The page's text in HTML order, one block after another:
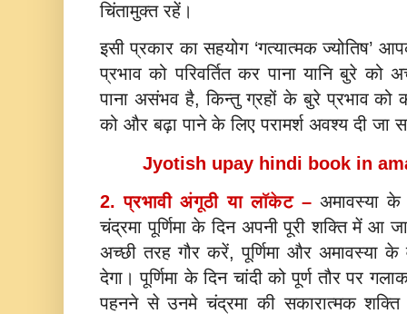
चिंतामुक्त रहें।
इसी प्रकार का सहयोग ‘गत्यात्मक ज्योतिष’
प्रभाव को परिवर्तित कर पाना यानि बुरे
पाना असंभव है, किन्तु ग्रहों के बुरे प्रभाव
को और बढ़ा पाने के लिए परामर्श अवश्य दी जा
Jyotish upay hindi book in
2. प्रभावी अंगूठी या लॉकेट – अमावस्या के
चंद्रमा पूर्णिमा के दिन अपनी पूरी शक्ति में आ
अच्छी तरह गौर करें, पूर्णिमा और अमावस्या
देगा। पूर्णिमा के दिन चांदी को पूर्ण तौर पर
पहनने से उनमे चंद्रमा की सकारात्मक